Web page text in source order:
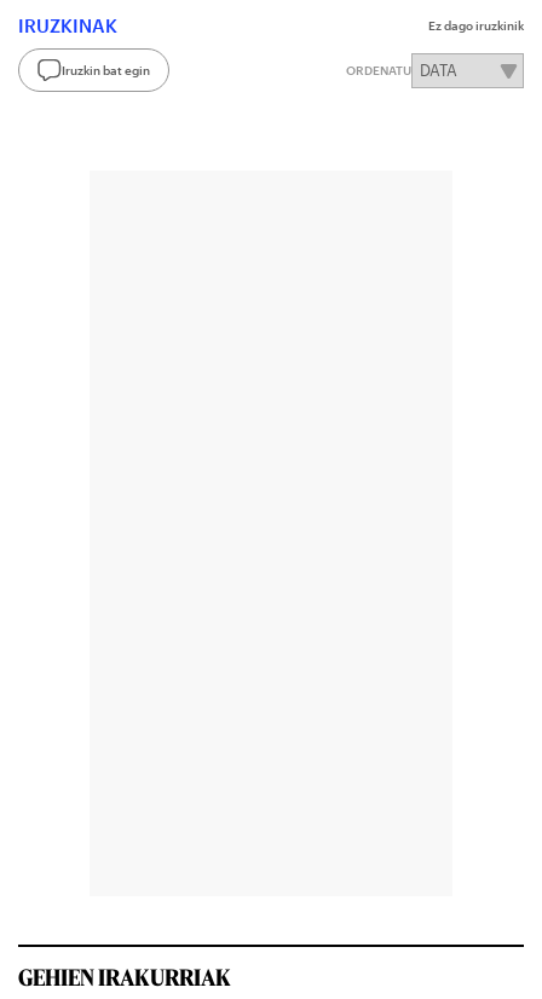
IRUZKINAK Ez dago iruzkinik
Iruzkin bat egin ORDENATU
GEHIEN IRAKURRIAK